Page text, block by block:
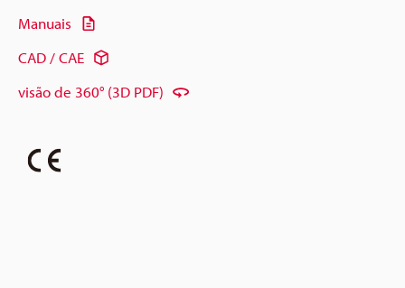
Manuais
CAD / CAE
visão de 360° (3D PDF)